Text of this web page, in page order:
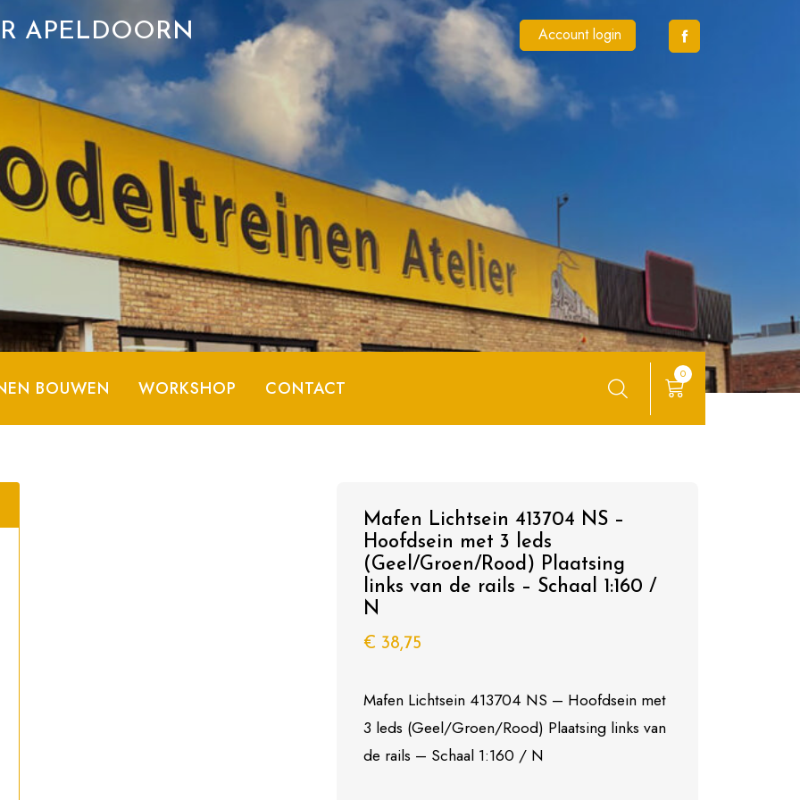
APELDOORN Account login
BOUWEN WORKSHOP CONTACT
0
Mafen Lichtsein 413704 NS –
Hoofdsein met 3 leds
(Geel/Groen/Rood) Plaatsing
links van de rails – Schaal 1:160 /
N
€ 38,75
Mafen Lichtsein 413704 NS – Hoofdsein met
3 leds (Geel/Groen/Rood) Plaatsing links van
de rails – Schaal 1:160 / N